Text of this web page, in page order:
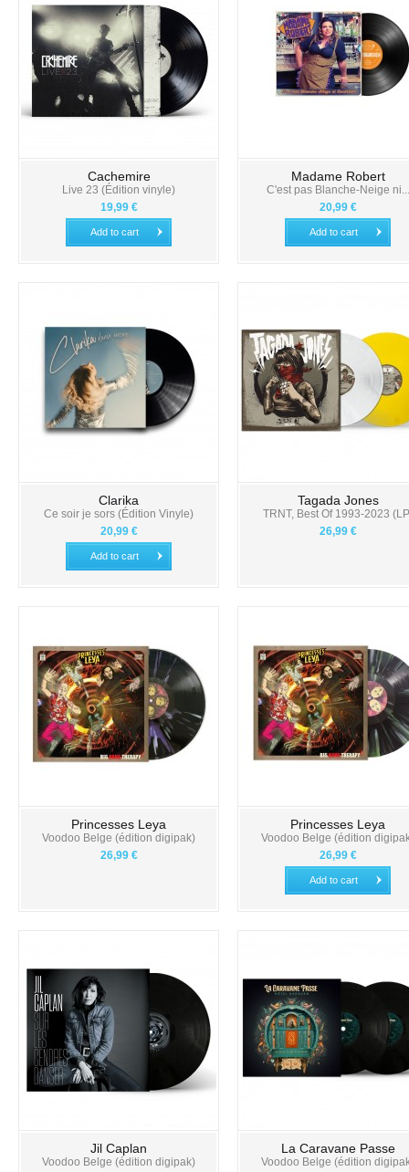
Cachemire
Live 23 (Édition vinyle)
19,99 €
Add to cart
Madame Robert
C'est pas Blanche-Neige ni...
20,99 €
Add to cart
Clarika
Ce soir je sors (Édition Vinyle)
20,99 €
Add to cart
Tagada Jones
TRNT, Best Of 1993-2023
26,99 €
Princesses Leya
Voodoo Belge (édition digipak)
26,99 €
Princesses Leya
Voodoo Belge (édition
26,99 €
Add to cart
Jil Caplan
Voodoo Belge (édition digipak)
La Caravane Passe
Voodoo Belge (édition